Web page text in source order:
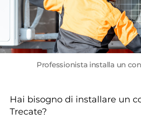
Professionista installa un
Hai bisogno di installare un
Trecate?